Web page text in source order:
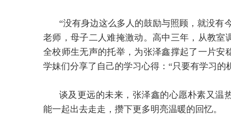
“没有身边这么多人的鼓励与照顾，就没有
老师，母子二人难掩激动。高中三年，从教室
全校师生无声的托举，为张泽鑫撑起了一片安
学妹们分享了自己的学习心得：“只要有学习的
谈及更远的未来，张泽鑫的心愿朴素又温
能一起出去走走，攒下更多明亮温暖的回忆。